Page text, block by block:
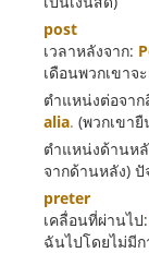
post
เวลาหลังจาก:
เดือนพวกเขาจ
ตำแหน่งต่อจา
alia. (พวกเขา
ตำแหน่งด้านห
จากด้านหลัง)
preter
เคลื่อนที่ผ่านไป:
ฉันไปโดยไม่มี